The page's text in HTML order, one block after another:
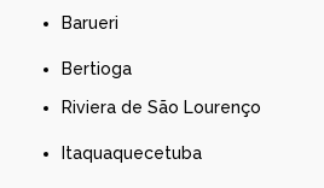
Barueri
Bertioga
Riviera de São Lourenço
Itaquaquecetuba